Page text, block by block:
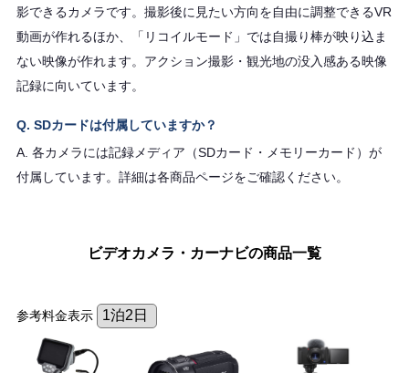
影できるカメラです。撮影後に見たい方向を自由に調整できるVR
動画が作れるほか、「リコイルモード」では自撮り棒が映り込ま
ない映像が作れます。アクション撮影・観光地の没入感ある映像
記録に向いています。
Q. SDカードは付属していますか？
A. 各カメラには記録メディア（SDカード・メモリーカード）が
付属しています。詳細は各商品ページをご確認ください。
ビデオカメラ・カーナビの商品一覧
参考料金表示